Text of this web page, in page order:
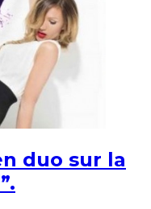
duo sur la